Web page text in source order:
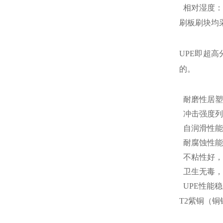
相对湿度
刷板刷块均
UPE即超高
的。
耐磨性居
冲击强度
自润滑性
耐腐蚀性
不粘性好
卫生无毒
UPE性能
T2紫铜（铜